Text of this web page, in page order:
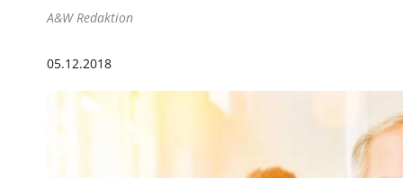
A&W Redaktion
05.12.2018